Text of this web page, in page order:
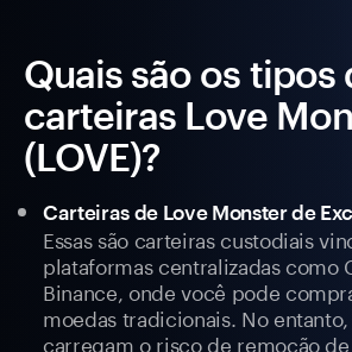
Quais são os tipos
carteiras Love
(LOVE)?
Carteiras de Love Monster de
Essas são carteiras custodiais
plataformas centralizadas como
Binance, onde você pode
moedas tradicionais. No
carregam o risco de remoção